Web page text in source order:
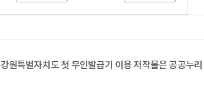
강원특별자치도 첫 무인발급기 이용저작물은 공공누리